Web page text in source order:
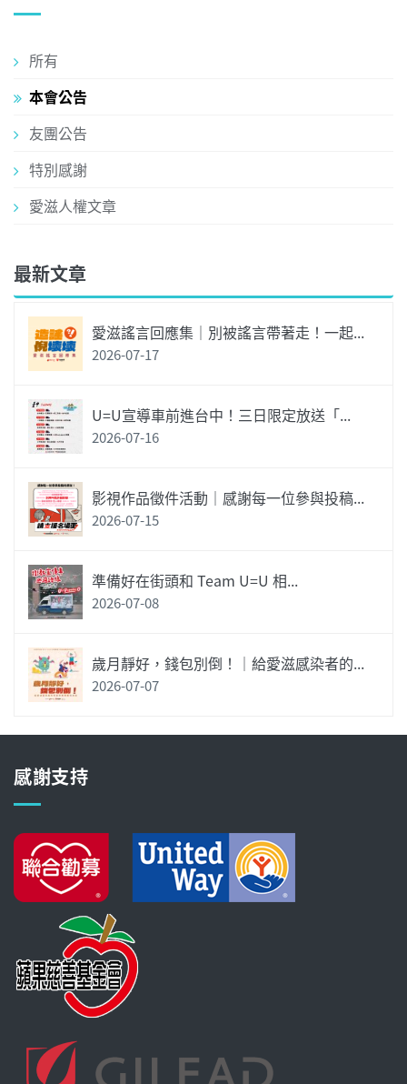
所有
本會公告
友團公告
特別感謝
愛滋人權文章
最新文章
愛滋謠言回應集｜別被謠言帶著走！一起...
2026-07-17
U=U宣導車前進台中！三日限定放送「...
2026-07-16
影視作品徵件活動｜感謝每一位參與投稿...
2026-07-15
準備好在街頭和 Team U=U 相...
2026-07-08
歲月靜好，錢包別倒！｜給愛滋感染者的...
2026-07-07
感謝支持